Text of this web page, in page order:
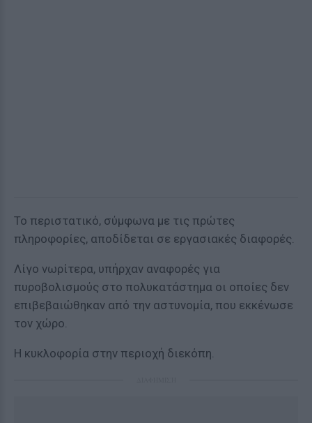
Το περιστατικό, σύμφωνα με τις πρώτες
πληροφορίες, αποδίδεται σε εργασιακές διαφορές.
Λίγο νωρίτερα, υπήρχαν αναφορές για
πυροβολισμούς στο πολυκατάστημα οι οποίες δεν
επιβεβαιώθηκαν από την αστυνομία, που εκκένωσε
τον χώρο.
Η κυκλοφορία στην περιοχή διεκόπη.